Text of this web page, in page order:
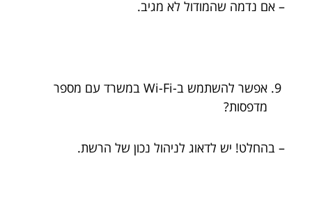
– אם נדמה שהמודול לא מגיב.
אפשר להשתמש ב-Wi-Fi במשרד עם מספר
מדפסות?
– בהחלט! יש לדאוג לניהול נכון של הרשת.